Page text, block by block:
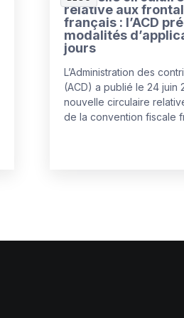
relative aux
français : l’ACD
modalités
jours
L’Administration des
(ACD) a publié le 24 juin
nouvelle circulaire
de la convention fiscale
circulaire de 2020 et